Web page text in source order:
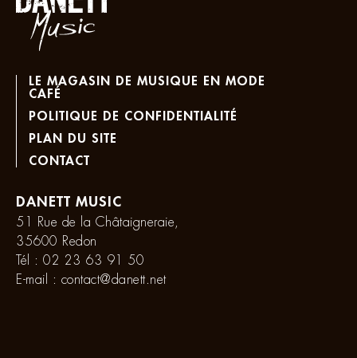
LE MAGASIN DE MUSIQUE EN MODE
CAFÉ
POLITIQUE DE CONFIDENTIALITÉ
PLAN DU SITE
CONTACT
DANETT MUSIC
51 Rue de la Châtaigneraie,
35600 Redon
Tél : 02 23 63 91 50
E-mail : contact@danett.net